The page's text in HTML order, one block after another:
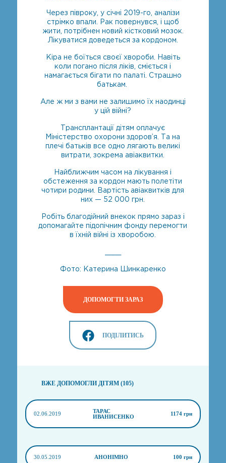
Через півроку, у січні 2019-го, аналізи
стрімко впали. Рак повернувся, і щоб
жити, потрібнен новий кістковий мозок.
Лікуватися доведеться за кордоном.
Кіра не боїться своєї хвороби. Навіть
коли погано після ліків, сміється і
намагається бігати по палаті. Страшно
батькам.
Але ж ми з вами не залишимо їх наодинці
у цій війні?
Трансплантації дітям оплачує
Міністерство охорони здоров’я. Та на
плечі батьків все одно лягають великі
витрати, зокрема авіаквитки.
Найближчим часом на лікування і
обстеження за кордон мають полетіти
чотири родини. Вартість авіаквитків для
них — 52 000 грн.
Робіть благодійний внекок прямо зараз і
допомагайте підопічним фонду перемогти
в їхній війні із хворобою.
Фото: Катерина Шинкаренко
ДОПОМОГТИ ЗАРАЗ
ПОДІЛИТИСЬ
ВЖЕ ДОПОМОГЛИ ДІТЯМ (105)
02.06.2019
ТАРАС
ИВАНИСЕНКО
1174 грн
30.05.2019 АНОНІМНО 100 грн